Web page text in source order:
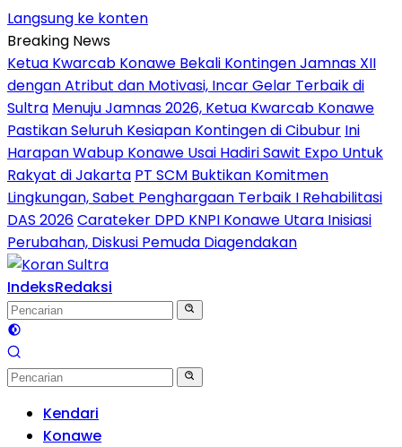
Langsung ke konten
Breaking News
Ketua Kwarcab Konawe Bekali Kontingen Jamnas XII
dengan Atribut dan Motivasi, Incar Gelar Terbaik di
Sultra Menuju Jamnas 2026, Ketua Kwarcab Konawe
Pastikan Seluruh Kesiapan Kontingen di Cibubur Ini
Harapan Wabup Konawe Usai Hadiri Sawit Expo Untuk
Rakyat di Jakarta PT SCM Buktikan Komitmen
Lingkungan, Sabet Penghargaan Terbaik I Rehabilitasi
DAS 2026Carateker DPD KNPI Konawe Utara Inisiasi
Perubahan, Diskusi Pemuda Diagendakan
IndeksRedaksi
Kendari
Konawe